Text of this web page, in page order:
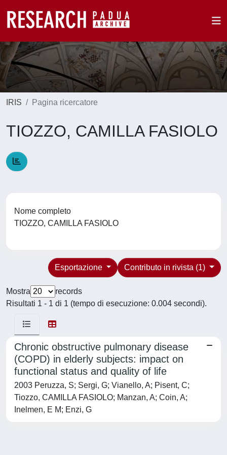
IRIS Pagina ricercatore
TIOZZO, CAMILLA FASIOLO
Nome completo
TIOZZO, CAMILLA FASIOLO
Contributo in rivista (1)
Esportazione
Mostra
records
Risultati 1 - 1 di 1 (tempo di esecuzione: 0.004 secondi).
Chronic obstructive pulmonary disease
(COPD) in elderly subjects: impact on
functional status and quality of life
2003 Peruzza, S; Sergi, G; Vianello, A; Pisent, C;
Tiozzo, CAMILLA FASIOLO; Manzan, A; Coin, A;
Inelmen, E M; Enzi, G